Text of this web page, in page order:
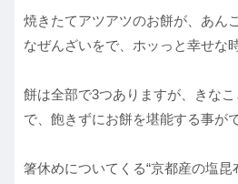
焼きたてアツアツのお餅が、あん
なぜんざいをで、ホッっと幸せな
餅は全部で3つありますが、きな
で、飽きずにお餅を堪能する事が
箸休めについてくる“京都産の塩昆